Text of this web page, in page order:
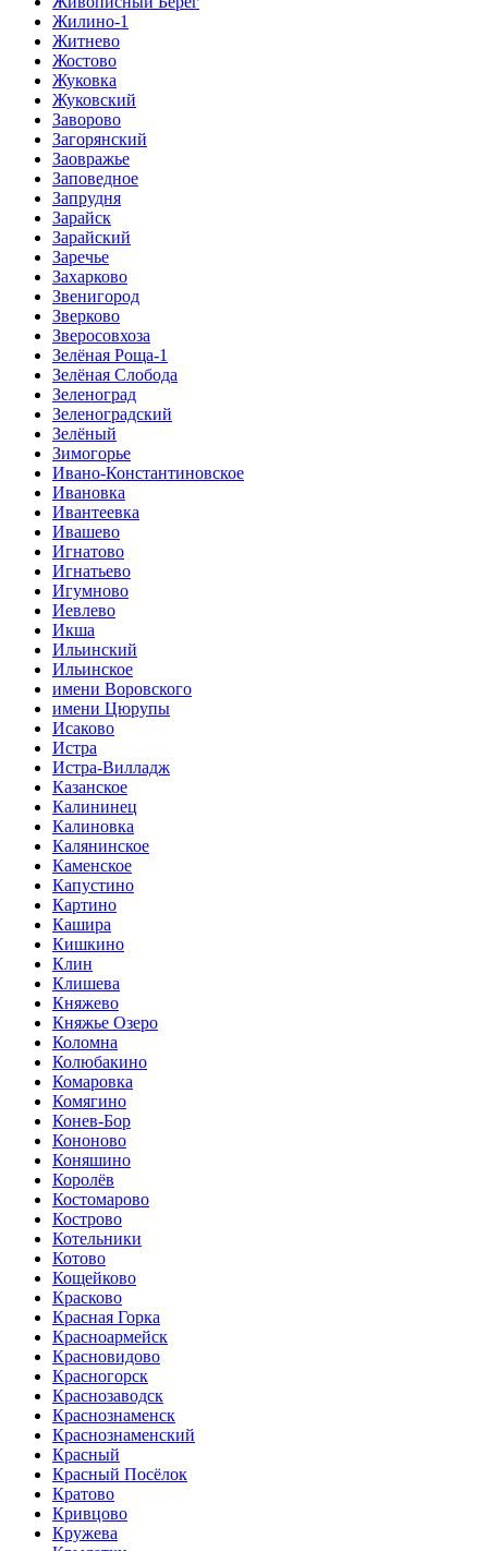
Жилино-1
Житнево
Жостово
Жуковка
Жуковский
Заворово
Загорянский
Заовражье
Заповедное
Запрудня
Зарайск
Зарайский
Заречье
Захарково
Звенигород
Зверково
Зверосовхоза
Зелёная Роща-1
Зелёная Слобода
Зеленоград
Зеленоградский
Зелёный
Зимогорье
Ивано-Константиновское
Ивановка
Ивантеевка
Ивашево
Игнатово
Игнатьево
Игумново
Иевлево
Икша
Ильинский
Ильинское
имени Воровского
имени Цюрупы
Исаково
Истра
Истра-Вилладж
Казанское
Калининец
Калиновка
Калянинское
Каменское
Капустино
Картино
Кашира
Кишкино
Клин
Клишева
Княжево
Княжье Озеро
Коломна
Колюбакино
Комаровка
Комягино
Конев-Бор
Кононово
Коняшино
Королёв
Костомарово
Кострово
Котельники
Котово
Кощейково
Красково
Красная Горка
Красноармейск
Красновидово
Красногорск
Краснозаводск
Краснознаменск
Краснознаменский
Красный
Красный Посёлок
Кратово
Кривцово
Кружева